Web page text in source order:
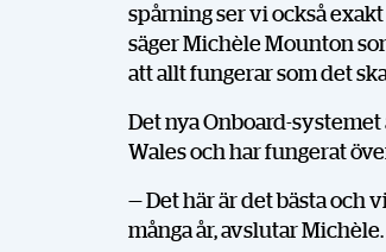
spårning ser vi också
säger Michèle Mounton
att allt fungerar som det
Det nya Onboard-systemet
Wales och har fungerat
— Det här är det bästa och
många år, avslutar Michèle.
DELA